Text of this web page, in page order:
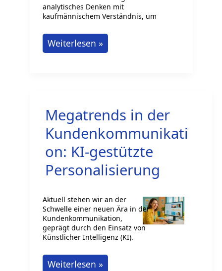
analytisches Denken mit
kaufmännischem Verständnis, um
Vertriebscontroller:
Schnittstelle
Weiterlesen »
Megatrends in der
Kundenkommunikati
on: KI-gestützte
Personalisierung
Aktuell stehen wir an der
Schwelle einer neuen Ära in der
Kundenkommunikation,
geprägt durch den Einsatz von
Künstlicher Intelligenz (KI).
Megatrends
Weiterlesen »